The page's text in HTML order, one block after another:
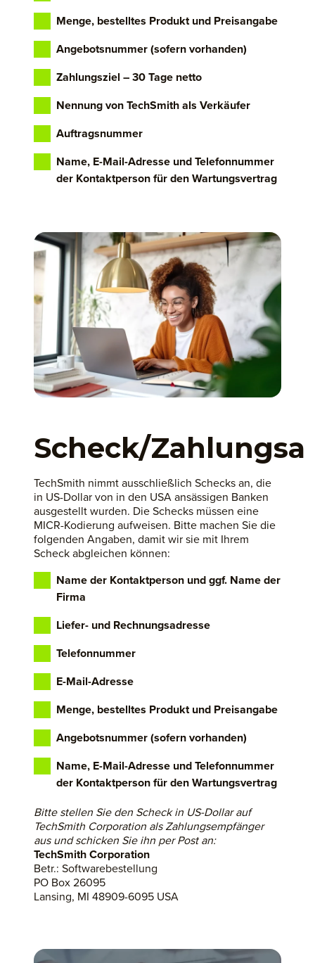
Menge, bestelltes Produkt und Preisangabe
Angebotsnummer (sofern vorhanden)
Zahlungsziel – 30 Tage netto
Nennung von TechSmith als Verkäufer
Auftragsnummer
Name, E-Mail-Adresse und Telefonnummer
der Kontaktperson für den Wartungsvertrag
Scheck/
TechSmith nimmt ausschließlich Schecks an, die
in US-Dollar von in den USA ansässigen Banken
ausgestellt wurden. Die Schecks müssen eine
MICR-Kodierung aufweisen. Bitte machen Sie die
folgenden Angaben, damit wir sie mit Ihrem
Scheck abgleichen können:
Name der Kontaktperson und ggf. Name der
Firma
Liefer- und Rechnungsadresse
Telefonnummer
E-Mail-Adresse
Menge, bestelltes Produkt und Preisangabe
Angebotsnummer (sofern vorhanden)
Name, E-Mail-Adresse und Telefonnummer
der Kontaktperson für den Wartungsvertrag
Bitte stellen Sie den Scheck in US-Dollar auf
TechSmith Corporation als Zahlungsempfänger
aus und schicken Sie ihn per Post an:
TechSmith Corporation
Betr.: Softwarebestellung
PO Box 26095
Lansing, MI 48909-6095 USA